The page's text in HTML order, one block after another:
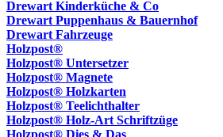
Drewart Kinderküche & Co
Drewart Puppenhaus & Bauernhof
Drewart Fahrzeuge
Holzpost®
Holzpost® Untersetzer
Holzpost® Magnete
Holzpost® Holzkarten
Holzpost® Teelichthalter
Holzpost® Holz-Art Schriftzüge
Holzpost® Dies & Das